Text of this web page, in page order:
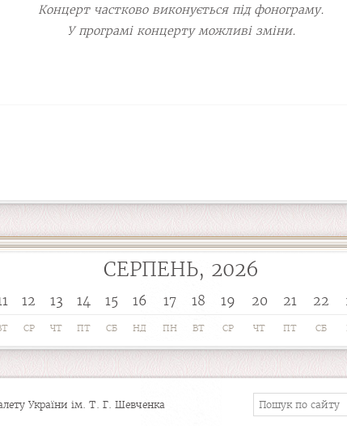
Концерт частково виконується під фонограму.
У програмі концерту можливі зміни.
СЕРПЕНЬ, 2026
12 13 14 15 16 17 18 19 20 21 22
СР ЧТ ПТ СБ НД ПН ВТ СР ЧТ ПТ СБ
України ім. Т. Г. Шевченка